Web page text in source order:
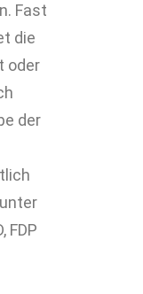
Fast
die
oder
der
FDP